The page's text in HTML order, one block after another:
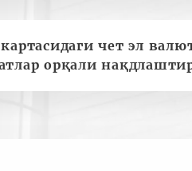
чет эл
орқали